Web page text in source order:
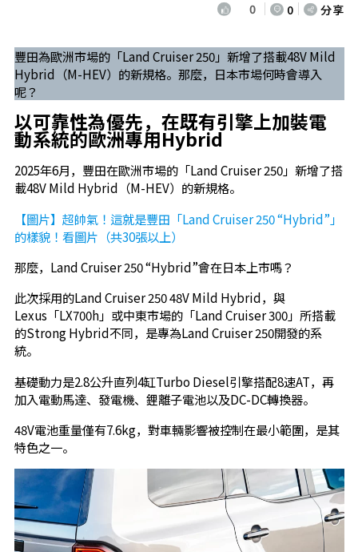
0 0 分享
豐田為歐洲市場的「Land Cruiser 250」新增了搭載48V Mild
Hybrid（M-HEV）的新規格。那麼，日本市場何時會導入
呢？
以可靠性為優先，在既有引擎上加裝電
動系統的歐洲專用Hybrid
2025年6月，豐田在歐洲市場的「Land Cruiser 250」新增了搭
載48V Mild Hybrid（M-HEV）的新規格。
【圖片】超帥氣！這就是豐田「Land Cruiser 250 “Hybrid”」
的樣貌！看圖片（共30張以上）
那麼，Land Cruiser 250 “Hybrid”會在日本上市嗎？
此次採用的Land Cruiser 250 48V Mild Hybrid，與
Lexus「LX700h」或中東市場的「Land Cruiser 300」所搭載
的Strong Hybrid不同，是專為Land Cruiser 250開發的系
統。
基礎動力是2.8公升直列4缸Turbo Diesel引擎搭配8速AT，再
加入電動馬達、發電機、鋰離子電池以及DC-DC轉換器。
48V電池重量僅有7.6kg，對車輛影響被控制在最小範圍，是其
特色之一。